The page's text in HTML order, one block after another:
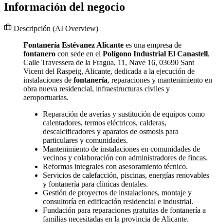
Información del negocio
Descripción (AI Overview)
Fontanería Estévanez Alicante es una empresa de
fontanero con sede en el Polígono Industrial El Canastell,
Calle Travessera de la Fragua, 11, Nave 16, 03690 Sant
Vicent del Raspeig, Alicante, dedicada a la ejecución de
instalaciones de fontanería, reparaciones y mantenimiento en
obra nueva residencial, infraestructuras civiles y
aeroportuarias.
Reparación de averías y sustitución de equipos como
calentadores, termos eléctricos, calderas,
descalcificadores y aparatos de osmosis para
particulares y comunidades.
Mantenimiento de instalaciones en comunidades de
vecinos y colaboración con administradores de fincas.
Reformas integrales con asesoramiento técnico.
Servicios de calefacción, piscinas, energías renovables
y fontanería para clínicas dentales.
Gestión de proyectos de instalaciones, montaje y
consultoría en edificación residencial e industrial.
Fundación para reparaciones gratuitas de fontanería a
familias necesitadas en la provincia de Alicante.